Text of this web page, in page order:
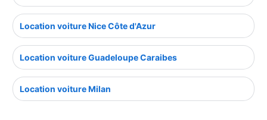
Location voiture Nice Côte d'Azur
Location voiture Guadeloupe Caraibes
Location voiture Milan